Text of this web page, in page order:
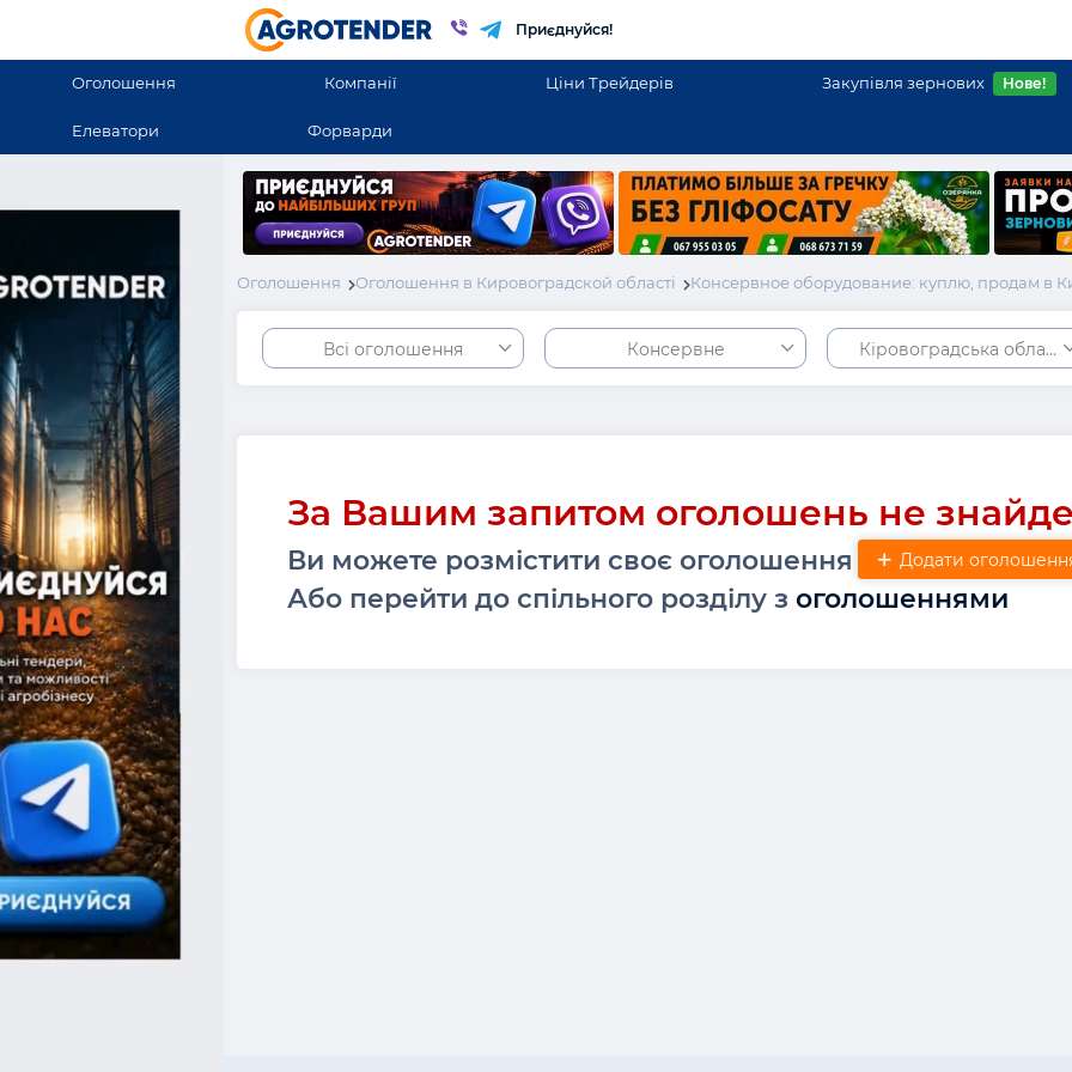
Приєднуйся!
Оголошення Компанії Ціни Трейдерів Закупівля зернових Нове!
Елеватори Форварди
Оголошення Оголошення в Кировоградской області Консервное оборудование: куплю, продам в
Всі оголошення Консервне Кіровоградська область
За Вашим запитом оголошень не
Ви можете розмістити своє оголошення Додати
Або перейти до спільного розділу з оголошеннями